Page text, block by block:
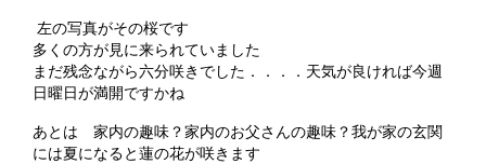
左の写真がその桜です
多くの方が見に来られていました
まだ残念ながら六分咲きでした．．．．天気が良ければ今週
日曜日が満開ですかね
あとは 家内の趣味？家内のお父さんの趣味？我が家の玄関
には夏になると蓮の花が咲きます